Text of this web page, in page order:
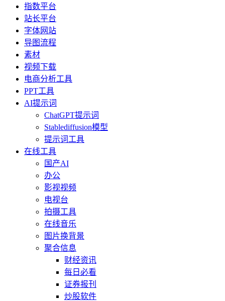
指数平台
站长平台
字体网站
导图流程
素材
视频下载
电商分析工具
PPT工具
AI提示词
ChatGPT提示词
Stablediffusion模型
提示词工具
在线工具
国产AI
办公
影视视频
电视台
拍摄工具
在线音乐
图片换背景
聚合信息
财经资讯
每日必看
证券报刊
炒股软件